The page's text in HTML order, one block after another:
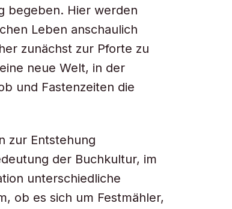
begeben. Hier werden
Leben anschaulich
zunächst zur Pforte zu
neue Welt, in der
und Fastenzeiten die
zur Entstehung
der Buchkultur, im
unterschiedliche
ob es sich um Festmähler,